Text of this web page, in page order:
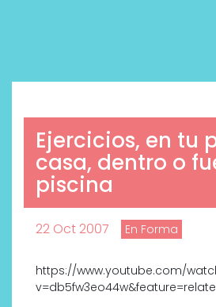
Ejercicios, en tu
casa, dentro o
piscina
22 Oct 2007 En Forma
https://www.youtube.com/